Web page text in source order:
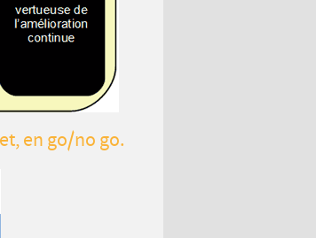
en go/no go.